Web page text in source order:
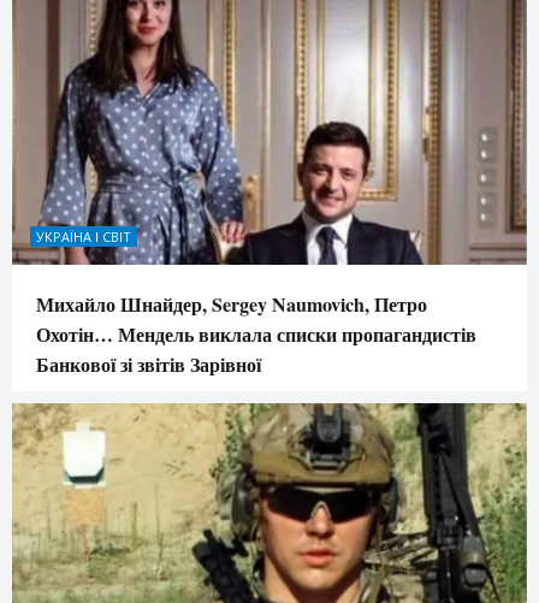
УКРАЇНА І СВІТ
Михайло Шнайдер, Sergey Naumovich, Петро
Охотін… Мендель виклала списки пропагандистів
Банкової зі звітів Зарівної